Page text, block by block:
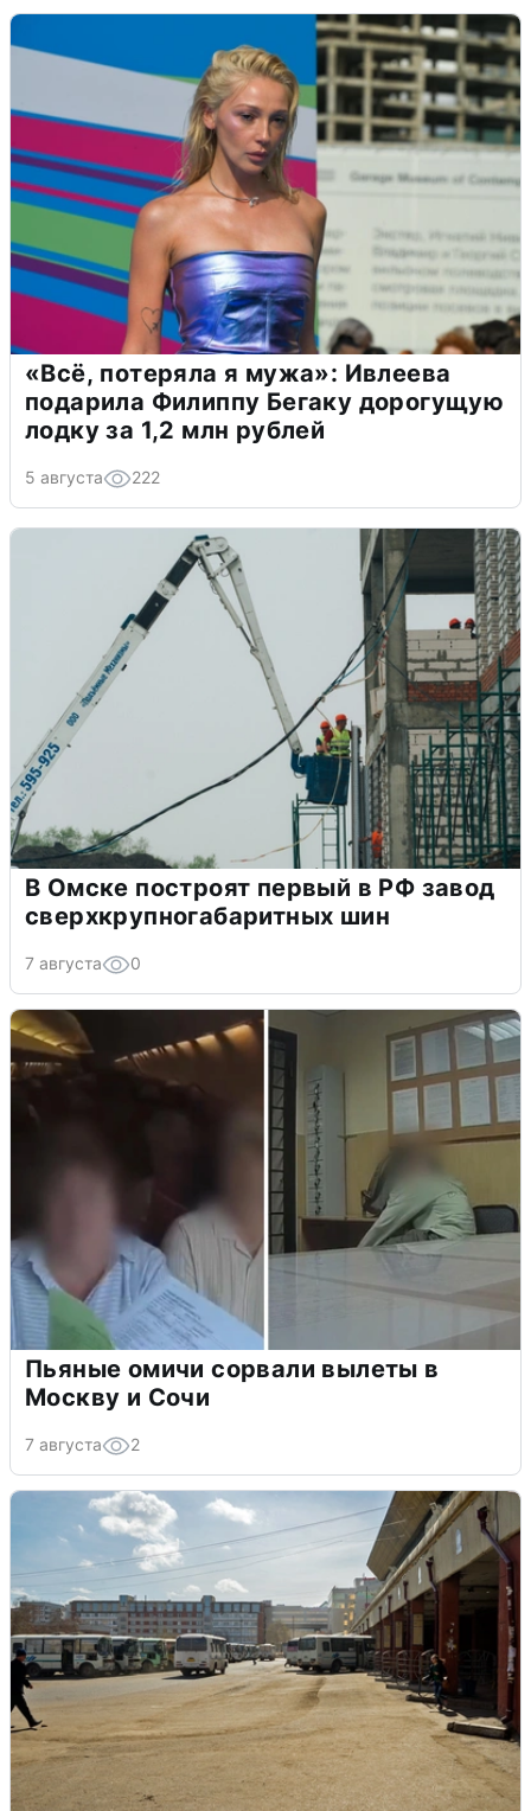
«Всё, потеряла я мужа»: Ивлеева
подарила Филиппу Бегаку дорогущую
лодку за 1,2 млн рублей
5 августа 222
В Омске построят первый в РФ завод
сверхкрупногабаритных шин
7 августа 0
Пьяные омичи сорвали вылеты в
Москву и Сочи
7 августа 2